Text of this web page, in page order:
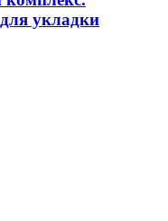
укладки